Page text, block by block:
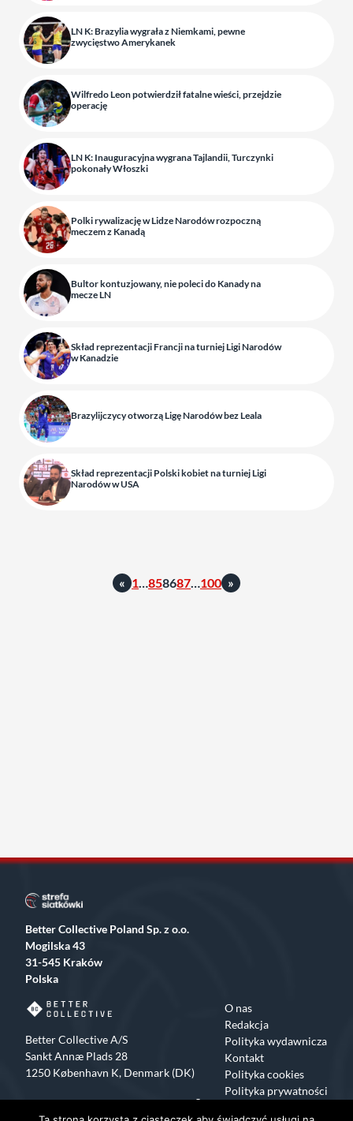
LN K: Brazylia wygrała z Niemkami, pewne
zwycięstwo Amerykanek
Wilfredo Leon potwierdził fatalne wieści, przejdzie
operację
LN K: Inauguracyjna wygrana Tajlandii, Turczynki
pokonały Włoszki
Polki rywalizację w Lidze Narodów rozpoczną
meczem z Kanadą
Bultor kontuzjowany, nie poleci do Kanady na
mecze LN
Skład reprezentacji Francji na turniej Ligi Narodów
w Kanadzie
Brazylijczycy otworzą Ligę Narodów bez Leala
Skład reprezentacji Polski kobiet na turniej Ligi
Narodów w USA
« 1…858687…100 »
Better Collective Poland Sp. z o.o.
Mogilska 43
31-545 Kraków
Polska
Better Collective A/S
Sankt Annæ Plads 28
1250 København K, Denmark (DK)
O nas
Redakcja
Polityka wydawnicza
Kontakt
Polityka cookies
Polityka prywatności
Facebook
X Instagram
TikTok